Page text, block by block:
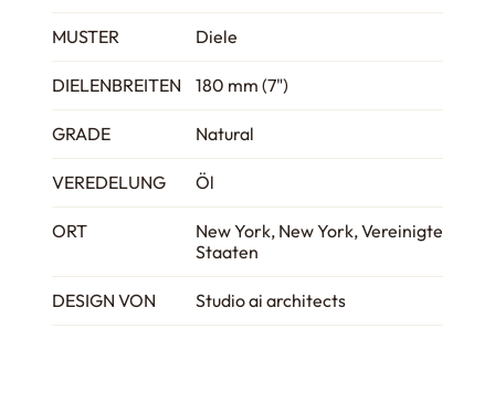
MUSTER Diele
DIELENBREITEN 180 mm (7")
GRADE Natural
VEREDELUNG Öl
ORT
New York, New York, Vereinigte
Staaten
DESIGN VON Studio ai architects